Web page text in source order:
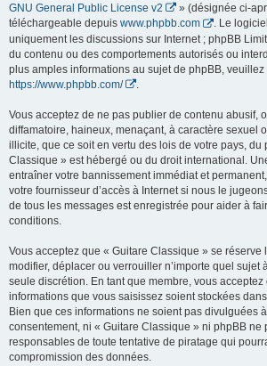
GNU General Public License v2
» (désignée ci-
téléchargeable depuis www.phpbb.com
. Le
uniquement les discussions sur Internet ; phpBB
du contenu ou des comportements autorisés ou
plus amples informations au sujet de phpBB, veuillez
https://www.phpbb.com/
Vous acceptez de ne pas publier de contenu abusif,
diffamatoire, haineux, menaçant, à caractère sexuel
illicite, que ce soit en vertu des lois de votre pays, du
Classique » est hébergé ou du droit international.
entraîner votre bannissement immédiat et
votre fournisseur d’accès à Internet si nous le
de tous les messages est enregistrée pour aider à
conditions.
Vous acceptez que « Guitare Classique » se réserve
modifier, déplacer ou verrouiller n’importe quel sujet
seule discrétion. En tant que membre, vous acceptez
informations que vous saisissez soient stockées
Bien que ces informations ne soient pas divulguées
consentement, ni « Guitare Classique » ni phpBB ne
responsables de toute tentative de piratage qui
compromission des données.